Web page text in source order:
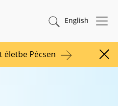
Keresés indítása
English
életbe Pécsen